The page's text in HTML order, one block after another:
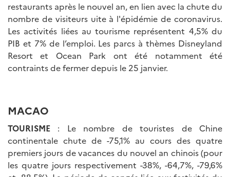
restaurants après le nouvel an, en lien avec la chute du
nombre de visiteurs uite à l'épidémie de coronavirus.
Les activités liées au tourisme représentent 4,5% du
PIB et 7% de l’emploi. Les parcs à thèmes Disneyland
Resort et Ocean Park ont été notamment été
contraints de fermer depuis le 25 janvier.
MACAO
TOURISME : Le nombre de touristes de Chine
continentale chute de -75,1% au cours des quatre
premiers jours de vacances du nouvel an chinois (pour
les quatre jours respectivement -38%, -64,7%, -79,6%